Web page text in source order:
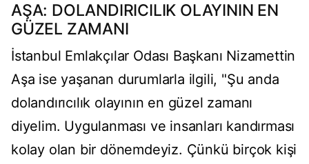
AŞA: DOLANDIRICILIK OLAYININ EN
GÜZEL ZAMANI
İstanbul Emlakçılar Odası Başkanı Nizamettin
Aşa ise yaşanan durumlarla ilgili, "Şu anda
dolandırıcılık olayının en güzel zamanı
diyelim. Uygulanması ve insanları kandırması
kolay olan bir dönemdeyiz. Çünkü birçok kişi